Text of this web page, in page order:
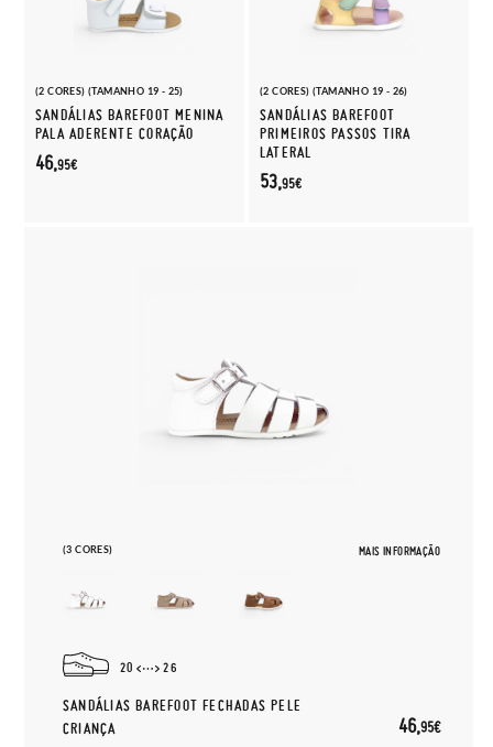
(2 CORES) (TAMANHO 19 - 25)
SANDÁLIAS BAREFOOT MENINA
PALA ADERENTE CORAÇÃO
46,95€
(2 CORES) (TAMANHO 19 - 26)
SANDÁLIAS BAREFOOT
PRIMEIROS PASSOS TIRA
LATERAL
53,95€
(3 CORES) MAIS INFORMAÇÃO
20 26
SANDÁLIAS BAREFOOT FECHADAS PELE
CRIANÇA
46,95€